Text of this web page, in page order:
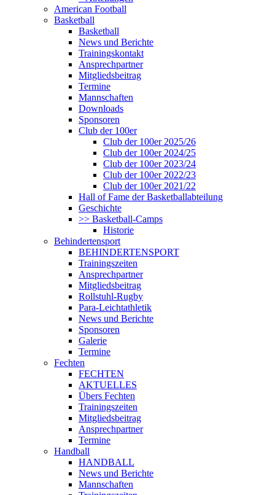
American Football
Basketball
Basketball
News und Berichte
Trainingskontakt
Ansprechpartner
Mitgliedsbeitrag
Termine
Mannschaften
Downloads
Sponsoren
Club der 100er
Club der 100er 2025/26
Club der 100er 2024/25
Club der 100er 2023/24
Club der 100er 2022/23
Club der 100er 2021/22
Hall of Fame der Basketballabteilung
Geschichte
>> Basketball-Camps
Historie
Behindertensport
BEHINDERTENSPORT
Trainingszeiten
Ansprechpartner
Mitgliedsbeitrag
Rollstuhl-Rugby
Para-Leichtathletik
News und Berichte
Sponsoren
Galerie
Termine
Fechten
FECHTEN
AKTUELLES
Übers Fechten
Trainingszeiten
Mitgliedsbeitrag
Ansprechpartner
Termine
Handball
HANDBALL
News und Berichte
Mannschaften